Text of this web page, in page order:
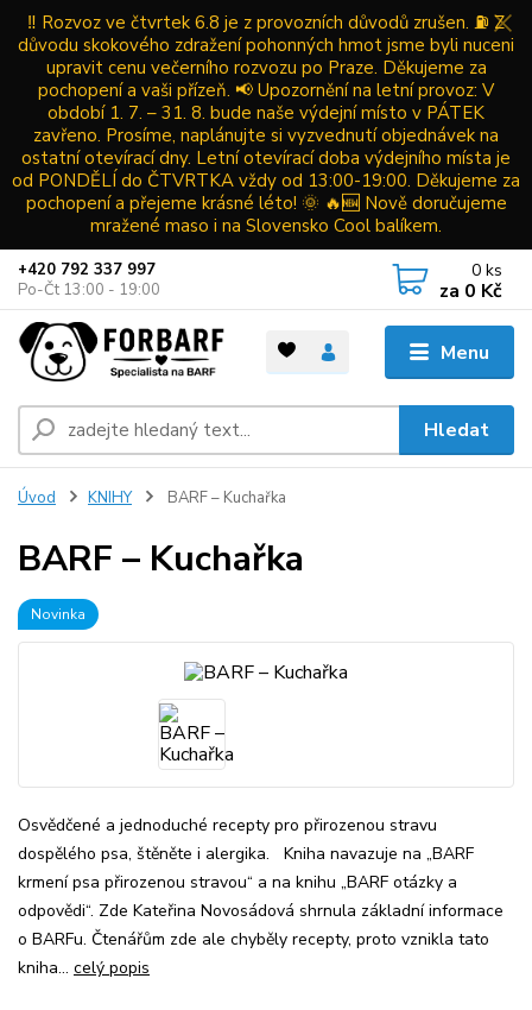
‼️ Rozvoz ve čtvrtek 6.8 je z provozních důvodů zrušen. ⛽ Z
důvodu skokového zdražení pohonných hmot jsme byli nuceni
upravit cenu večerního rozvozu po Praze. Děkujeme za
pochopení a vaši přízeň. 📢 Upozornění na letní provoz: V
období 1. 7. – 31. 8. bude naše výdejní místo v PÁTEK
zavřeno. Prosíme, naplánujte si vyzvednutí objednávek na
ostatní otevírací dny. Letní otevírací doba výdejního místa je
od PONDĚLÍ do ČTVRTKA vždy od 13:00-19:00. Děkujeme za
pochopení a přejeme krásné léto! 🌞 🔥🆕 Nově doručujeme
mražené maso i na Slovensko Cool balíkem.
Menu
Hledat
+420 792 337 997
Po-Čt 13:00 - 19:00
0 ks
za 0 Kč
Úvod KNIHY BARF – Kuchařka
BARF – Kuchařka
Novinka
Osvědčené a jednoduché recepty pro přirozenou stravu
dospělého psa, štěněte i alergika. Kniha navazuje na „BARF
krmení psa přirozenou stravou“ a na knihu „BARF otázky a
odpovědi“. Zde Kateřina Novosádová shrnula základní informace
o BARFu. Čtenářům zde ale chyběly recepty, proto vznikla tato
kniha... celý popis